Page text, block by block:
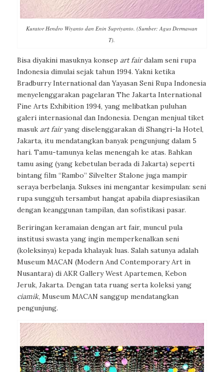
Kurator Hendro Wiyanto dan Enin Supriyanto. (Sumber: Agus Dermawan
T).
Bisa diyakini masuknya konsep art fairdalam seni rupa
Indonesia dimulai sejak tahun 1994. Yakni ketika
Bradburry International dan Yayasan Seni Rupa Indonesia
menyelenggarakan pagelaran The Jakarta International
Fine Arts Exhibition 1994, yang melibatkan puluhan
galeri internasional dan Indonesia. Dengan menjual tiket
masuk art fairyang diselenggarakan di Shangri-la Hotel,
Jakarta, itu mendatangkan banyak pengunjung dalam 5
hari. Tamu-tamunya kelas menengah ke atas. Bahkan
tamu asing (yang kebetulan berada di Jakarta) seperti
bintang film “Rambo” Silvelter Stalone juga mampir
seraya berbelanja. Sukses ini mengantar kesimpulan: seni
rupa sungguh tersambut hangat apabila diapresiasikan
dengan keanggunan tampilan, dan sofistikasi pasar.
Beriringan keramaian dengan art fair, muncul pula
institusi swasta yang ingin memperkenalkan seni
(koleksinya) kepada khalayak luas. Salah satunya adalah
Museum MACAN (Modern And Contemporary Art in
Nusantara) di AKR Gallery West Apartemen, Kebon
Jeruk, Jakarta. Dengan tata ruang serta koleksi yang
ciamik, Museum MACAN sanggup mendatangkan
pengunjung.